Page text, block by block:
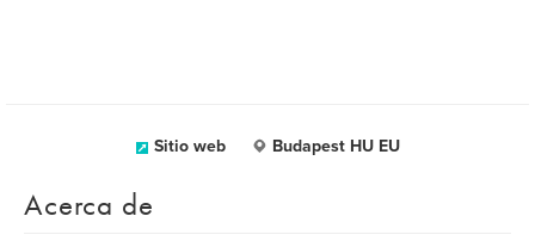
Sitio web Budapest HU EU
Acerca de